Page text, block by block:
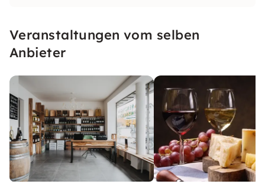
Schätze. Lass dich von unserer Leidenschaft
für Wein inspirieren!
Veranstaltungen vom selben
Anbieter